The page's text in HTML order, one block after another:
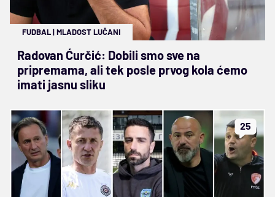
FUDBAL|MLADOST LUČANI
Radovan Ćurčić: Dobili smo sve na
pripremama, ali tek posle prvog kola ćemo
imati jasnu sliku
25